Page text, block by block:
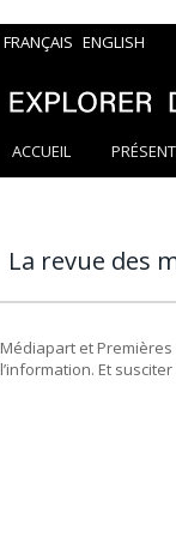
FRANÇAIS ENGLISH
ACCUEIL
La revue des
Médiapart et
l’information. Et